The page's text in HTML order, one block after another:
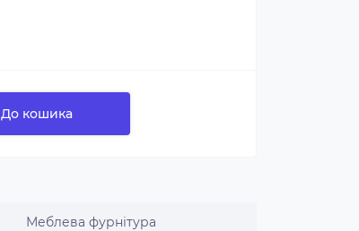
До кошика
Меблева фурнітура